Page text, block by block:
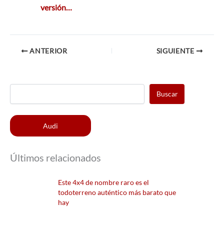
versión…
ANTERIOR SIGUIENTE
Buscar
Audi
Últimos relacionados
Este 4x4 de nombre raro es el
todoterreno auténtico más barato que
hay